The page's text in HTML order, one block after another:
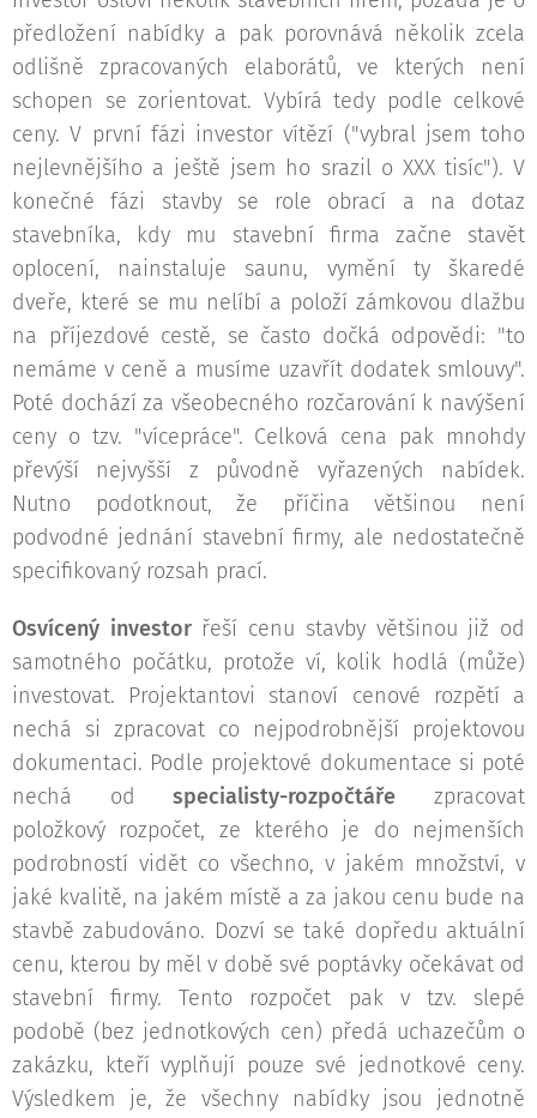
předložení nabídky a pak porovnává několik zcela
odlišně zpracovaných elaborátů, ve kterých není
schopen se zorientovat. Vybírá tedy podle celkové
ceny. V první fázi investor vítězí ("vybral jsem toho
nejlevnějšího a ještě jsem ho srazil o XXX tisíc"). V
konečné fázi stavby se role obrací a na dotaz
stavebníka, kdy mu stavební firma začne stavět
oplocení, nainstaluje saunu, vymění ty škaredé
dveře, které se mu nelíbí a položí zámkovou dlažbu
na příjezdové cestě, se často dočká odpovědi: "to
nemáme v ceně a musíme uzavřít dodatek smlouvy".
Poté dochází za všeobecného rozčarování k navýšení
ceny o tzv. "vícepráce". Celková cena pak mnohdy
převýší nejvyšší z původně vyřazených nabídek.
Nutno podotknout, že příčina většinou není
podvodné jednání stavební firmy, ale nedostatečně
specifikovaný rozsah prací.
Osvícený investorřeší cenu stavby většinou již od
samotného počátku, protože ví, kolik hodlá (může)
investovat. Projektantovi stanoví cenové rozpětí a
nechá si zpracovat co nejpodrobnější projektovou
dokumentaci. Podle projektové dokumentace si poté
nechá odspecialisty-rozpočtáře zpracovat
položkový rozpočet, ze kterého je do nejmenších
podrobností vidět co všechno, v jakém množství, v
jaké kvalitě, na jakém místě a za jakou cenu bude na
stavbě zabudováno. Dozví se také dopředu aktuální
cenu, kterou by měl v době své poptávky očekávat od
stavební firmy. Tento rozpočet pak v tzv. slepé
podobě (bez jednotkových cen) předá uchazečům o
zakázku, kteří vyplňují pouze své jednotkové ceny.
Výsledkem je, že všechny nabídky jsou jednotně